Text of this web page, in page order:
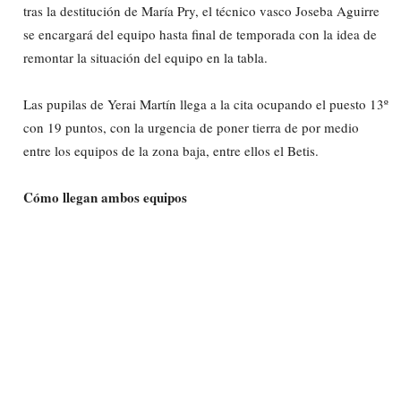
tras la destitución de María Pry, el técnico vasco Joseba Aguirre
se encargará del equipo hasta final de temporada con la idea de
remontar la situación del equipo en la tabla.
Las pupilas de Yerai Martín llega a la cita ocupando el puesto 13º
con 19 puntos, con la urgencia de poner tierra de por medio
entre los equipos de la zona baja, entre ellos el Betis.
Cómo llegan ambos equipos